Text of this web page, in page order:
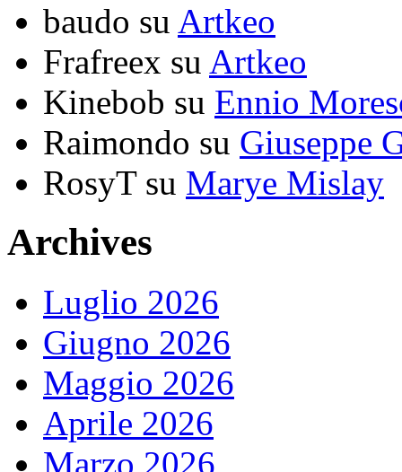
baudo su Artkeo
Frafreex su Artkeo
Kinebob su Ennio
Raimondo su Giuseppe
RosyTsu Marye Mislay
Archives
Luglio 2026
Giugno 2026
Maggio 2026
Aprile 2026
Marzo 2026